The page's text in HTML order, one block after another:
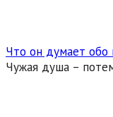
Что он думает обо
Чужая душа –